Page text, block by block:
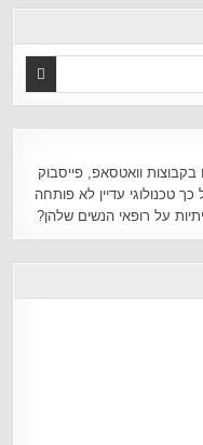
וואטסאפ, פייסבוק
כך טכנולוגי עדיין לא פותחה
על רופאי הנשים שלהן?